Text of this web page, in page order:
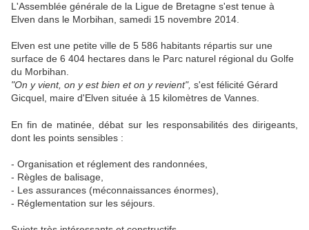
L'Assemblée générale de la Ligue de Bretagne s'est tenue à
Elven dans le Morbihan, samedi 15 novembre 2014.
Elven est une petite ville de 5 586 habitants répartis sur une
surface de 6 404 hectares dans le Parc naturel régional du Golfe
du Morbihan.
"On y vient, on y est bien et on y revient", s'est félicité Gérard
Gicquel, maire d'Elven située à 15 kilomètres de Vannes.
En fin de matinée, débat sur les responsabilités des dirigeants,
dont les points sensibles :
- Organisation et réglement des randonnées,
- Règles de balisage,
- Les assurances (méconnaissances énormes),
- Réglementation sur les séjours.